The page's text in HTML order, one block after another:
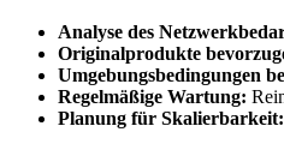
Analyse des
Originalprodukte
Umgebungsbedingungen
Regelmäßige Wartung:
Planung für Skalierbarkeit: